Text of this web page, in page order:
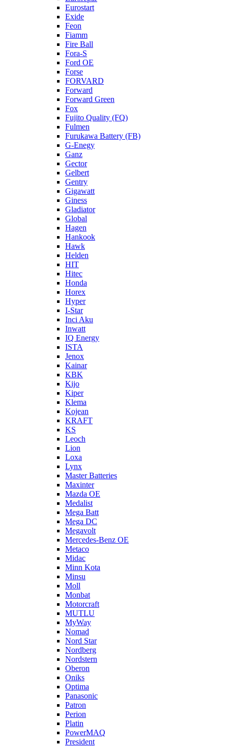
Eurostart
Exide
Feon
Fiamm
Fire Ball
Fora-S
Ford OE
Forse
FORVARD
Forward
Forward Green
Fox
Fujito Quality (FQ)
Fulmen
Furukawa Battery (FB)
G-Enegy
Ganz
Gector
Gelbert
Gentry
Gigawatt
Giness
Gladiator
Global
Hagen
Hankook
Hawk
Helden
HIT
Hitec
Honda
Horex
Hyper
I-Star
Inci Aku
Inwatt
IQ Energy
ISTA
Jenox
Kainar
KBK
Kijo
Kiper
Klema
Kojean
KRAFT
KS
Leoch
Lion
Loxa
Lynx
Master Batteries
Maxinter
Mazda OE
Medalist
Mega Batt
Mega DC
Megavolt
Mercedes-Benz OE
Metaco
Midac
Minn Kota
Minsu
Moll
Monbat
Motorcraft
MUTLU
MyWay
Nomad
Nord Star
Nordberg
Nordstern
Oberon
Oniks
Optima
Panasonic
Patron
Perion
Platin
PowerMAQ
President